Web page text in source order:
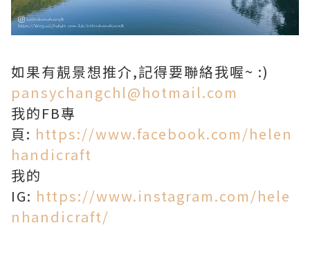
如果有靚景想推介,記得要聯絡我喔~ :)
pansychangchl@hotmail.com
我的FB專
頁: https://www.facebook.com/helen
handicraft
我的
IG: https://www.instagram.com/hele
nhandicraft/